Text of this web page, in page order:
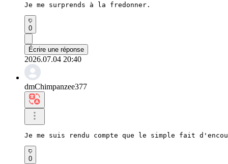
Je me surprends à la fredonner.
0
Écrire une réponse
2026.07.04 20:40
dmChimpanzee377
Je me suis rendu compte que le simple fait
0